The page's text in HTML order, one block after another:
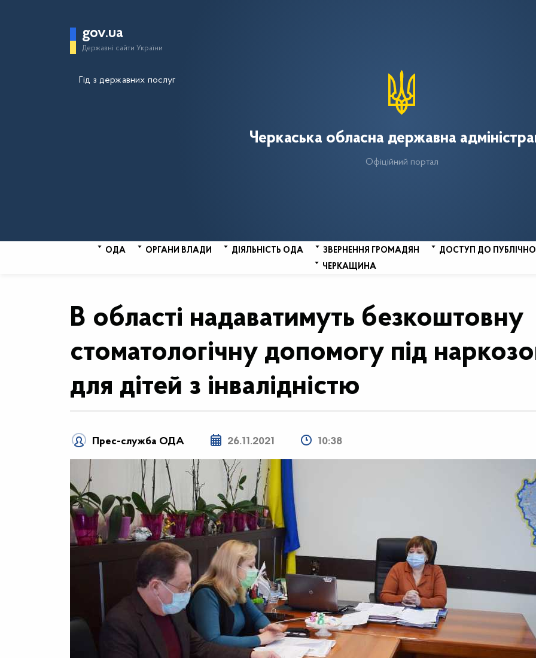
gov.ua
Державні сайти України
Гід з державних послуг
Черкаська обласна державна
Офіційний портал
ОДА ОРГАНИ ВЛАДИ ДІЯЛЬНІСТЬ ОДА ЗВЕРНЕННЯ ГРОМАДЯН
ДОСТУП ДО
ЧЕРКАЩИНА
В області надаватимуть безкоштовну
стоматологічну допомогу під
для дітей з інвалідністю
Прес-служба ОДА 26.11.2021 10:38